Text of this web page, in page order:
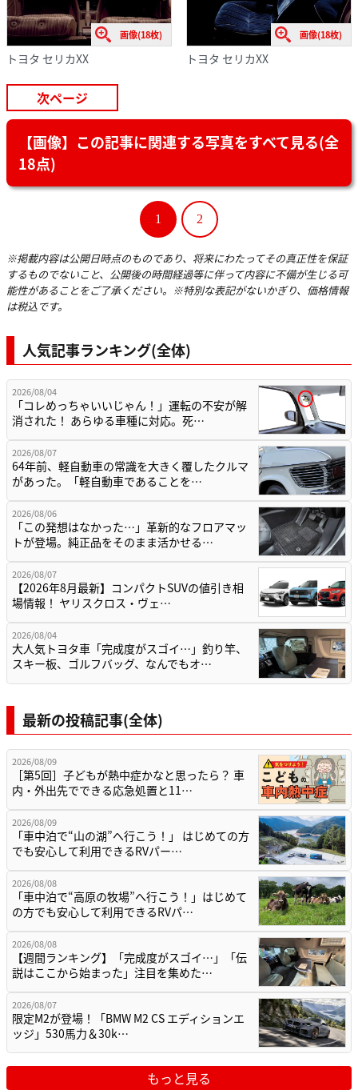
画像(18枚)
トヨタ セリカXX
画像(18枚)
トヨタ セリカXX
次ページ
【画像】この記事に関連する写真をすべて見る(全
18点)
1 2
※掲載内容は公開日時点のものであり、将来にわたってその真正性を保証
するものでないこと、公開後の時間経過等に伴って内容に不備が生じる可
能性があることをご了承ください。※特別な表記がないかぎり、価格情報
は税込です。
人気記事ランキング(全体)
2026/08/04
「コレめっちゃいいじゃん！」運転の不安が解
消された！ あらゆる車種に対応。死…
2026/08/07
64年前、軽自動車の常識を大きく覆したクルマ
があった。「軽自動車であることを…
2026/08/06
「この発想はなかった…」革新的なフロアマッ
トが登場。純正品をそのまま活かせる…
2026/08/07
【2026年8月最新】コンパクトSUVの値引き相
場情報！ ヤリスクロス・ヴェ…
2026/08/04
大人気トヨタ車「完成度がスゴイ…」釣り竿、
スキー板、ゴルフバッグ、なんでもオ…
最新の投稿記事(全体)
2026/08/09
［第5回］子どもが熱中症かなと思ったら？ 車
内・外出先でできる応急処置と11…
2026/08/09
「車中泊で“山の湖”へ行こう！」 はじめての方
でも安心して利用できるRVパー…
2026/08/08
「車中泊で“高原の牧場”へ行こう！」はじめて
の方でも安心して利用できるRVパ…
2026/08/08
【週間ランキング】「完成度がスゴイ…」「伝
説はここから始まった」注目を集めた…
2026/08/07
限定M2が登場！「BMW M2 CS エディションエ
ッジ」530馬力＆30k…
もっと見る